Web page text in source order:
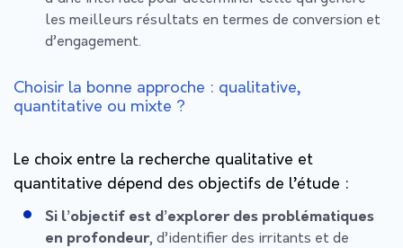
les meilleurs résultats en termes de conversion et
d’engagement.
Choisir la bonne approche : qualitative,
quantitative ou mixte ?
Le choix entre la recherche qualitative et
quantitative dépend des objectifs de l’étude :
Si l’objectif est d’explorer des problématiques
en profondeur, d’identifier des irritants et de